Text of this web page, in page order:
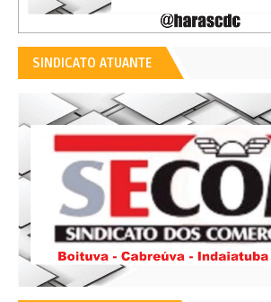
SINDICATO ATUANTE